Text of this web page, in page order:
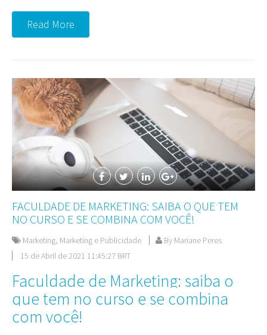
Read More
FACULDADE DE MARKETING: SAIBA O QUE TEM
NO CURSO E SE COMBINA COM VOCÊ!
Marketing, Marketing e Publicidade
By Mariane Peres
15 de Abril de 2021 11:45:27 BRT
Faculdade de Marketing: saiba o
que tem no curso e se combina
com você!